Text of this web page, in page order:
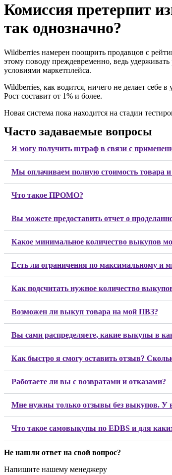
Комиссия претерпит
так однозначно?
Wildberries намерен поощрить продавцов с
этому поводу преждевременно, ведь
условиями маркетплейса.
Wildberries, как водится, ничего не делает себе
Рост составит от 1% и более.
Новая система пока находится на стадии
Часто задаваемые вопросы
Я могу получить штраф в связи с
Мы оплачиваем полную стоимость товара и
Что такое ПРОМО?
Вы можете предоставить отчет о
Какое минимальное количество выкупов
Есть ли ограничения по максимальному и
Как подсчитать нужное количество
Возможен ли выкуп товара на мой ПВЗ?
Вы сами распределяете, какие выкупы в
Как быстро я смогу оставить отзыв?
Работаете ли вы с возвратами и отказами?
Мне нужны только отзывы без выкупов. У
Что такое самовыкупы по EDBS и для
Не нашли ответ на свой вопрос?
Напишите нашему менеджеру